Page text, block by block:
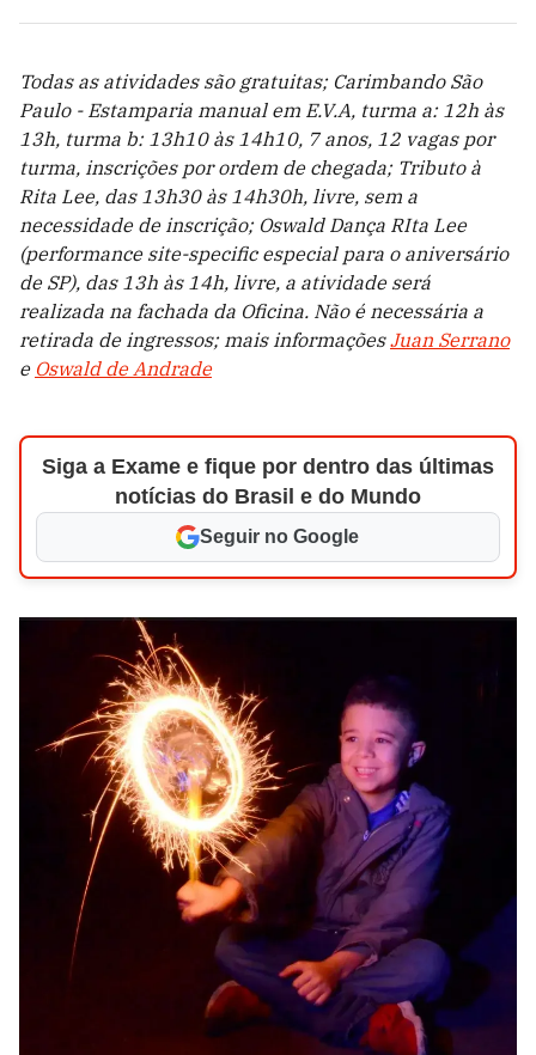
Todas as atividades são gratuitas; Carimbando São
Paulo - Estamparia manual em E.V.A, turma a: 12h às
13h, turma b: 13h10 às 14h10, 7 anos, 12 vagas por
turma, inscrições por ordem de chegada; Tributo à
Rita Lee, das 13h30 às 14h30h, livre, sem a
necessidade de inscrição; Oswald Dança RIta Lee
(performance site-specific especial para o aniversário
de SP), das 13h às 14h, livre, a atividade será
realizada na fachada da Oficina. Não é necessária a
retirada de ingressos; mais informaçõesJuan Serrano
e Oswald de Andrade
Siga a Exame e fique por dentro das últimas
notícias do Brasil e do Mundo
Seguir no Google